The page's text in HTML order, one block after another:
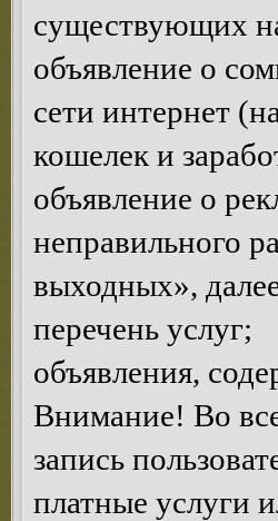
существующих
объявление о
сети интернет
кошелек и
объявление о
неправильного
выходных»,
перечень услуг;
объявления,
Внимание! Во
запись
платные услуги